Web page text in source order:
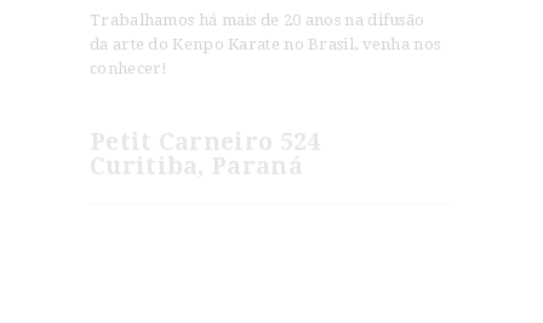
Trabalhamos há mais de 20 anos na difusão
da arte do Kenpo Karate no Brasil, venha nos
conhecer!
Petit Carneiro 524
Curitiba, Paraná